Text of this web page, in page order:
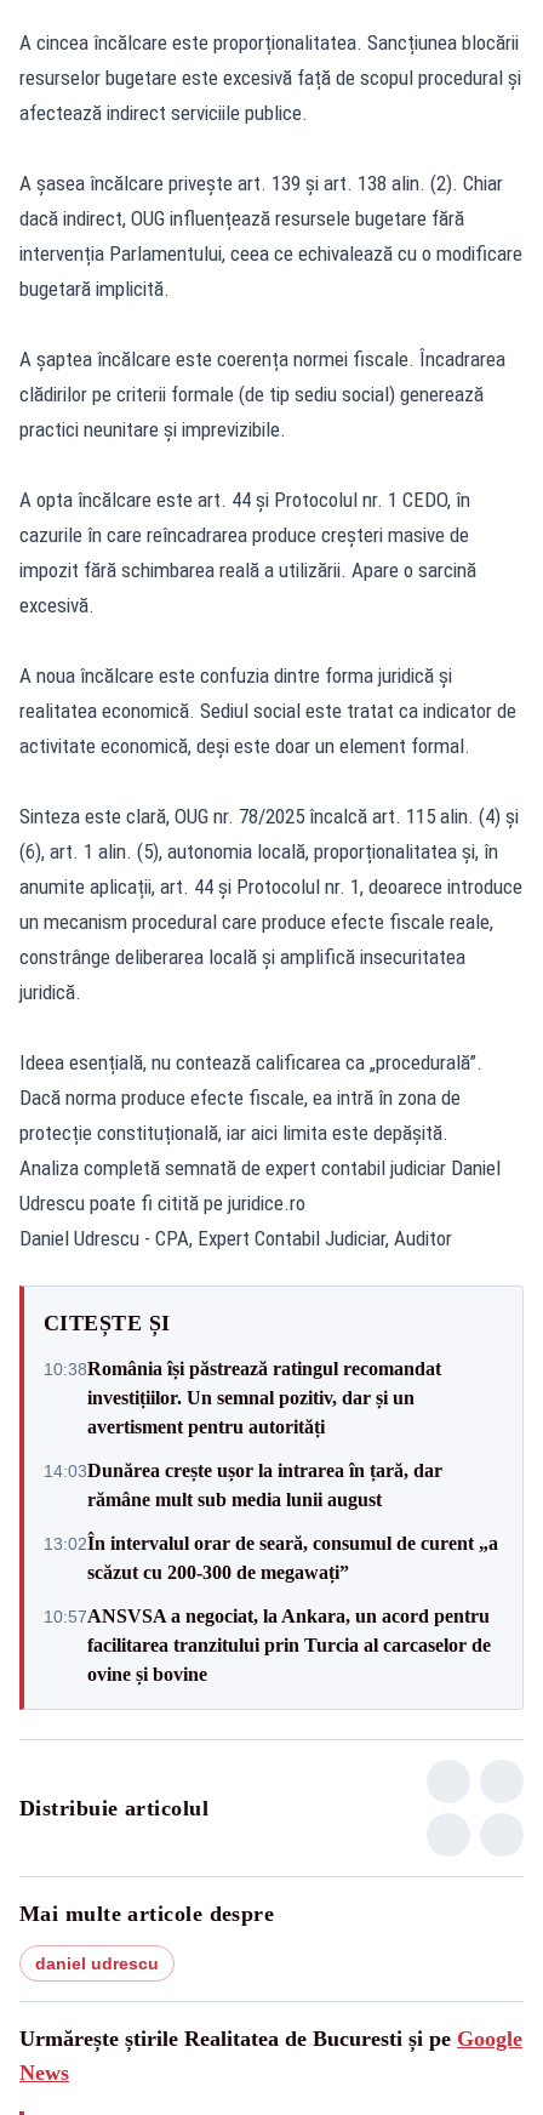
A cincea încălcare este proporționalitatea. Sancțiunea blocării
resurselor bugetare este excesivă față de scopul procedural și
afectează indirect serviciile publice.
A șasea încălcare privește art. 139 și art. 138 alin. (2). Chiar
dacă indirect, OUG influențează resursele bugetare fără
intervenția Parlamentului, ceea ce echivalează cu o modificare
bugetară implicită.
A șaptea încălcare este coerența normei fiscale. Încadrarea
clădirilor pe criterii formale (de tip sediu social) generează
practici neunitare și imprevizibile.
A opta încălcare este art. 44 și Protocolul nr. 1 CEDO, în
cazurile în care reîncadrarea produce creșteri masive de
impozit fără schimbarea reală a utilizării. Apare o sarcină
excesivă.
A noua încălcare este confuzia dintre forma juridică și
realitatea economică. Sediul social este tratat ca indicator de
activitate economică, deși este doar un element formal.
Sinteza este clară, OUG nr. 78/2025 încalcă art. 115 alin. (4) și
(6), art. 1 alin. (5), autonomia locală, proporționalitatea și, în
anumite aplicații, art. 44 și Protocolul nr. 1, deoarece introduce
un mecanism procedural care produce efecte fiscale reale,
constrânge deliberarea locală și amplifică insecuritatea
juridică.
Ideea esențială, nu contează calificarea ca „procedurală”.
Dacă norma produce efecte fiscale, ea intră în zona de
protecție constituțională, iar aici limita este depășită.
Analiza completă semnată de expert contabil judiciar Daniel
Udrescu poate fi citită pe juridice.ro
Daniel Udrescu - CPA, Expert Contabil Judiciar, Auditor
CITEȘTE ȘI
10:38România își păstrează ratingul recomandat
investițiilor. Un semnal pozitiv, dar și un
avertisment pentru autorități
14:03Dunărea crește ușor la intrarea în țară, dar
rămâne mult sub media lunii august
13:02În intervalul orar de seară, consumul de curent „a
scăzut cu 200-300 de megawați”
10:57ANSVSA a negociat, la Ankara, un acord pentru
facilitarea tranzitului prin Turcia al carcaselor de
ovine și bovine
Distribuie articolul
Mai multe articole despre
daniel udrescu
Urmărește știrile Realitatea de Bucuresti și pe Google
News